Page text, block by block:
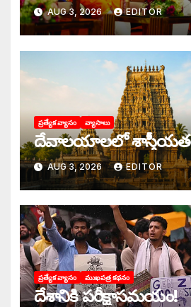
AUG 3, 2026 EDITOR
ప్రత్యేక వ్యాసం వ్యాసాలు
దేవాలయాలలో శాస్త్రీయత
AUG 3, 2026 EDITOR
ప్రత్యేక వ్యాసం ముఖపత్ర కథనం
దేశానికి పరీక్షాసమయం!